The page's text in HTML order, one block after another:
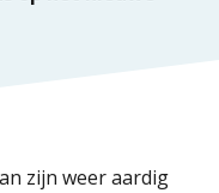
zijn weer aardig